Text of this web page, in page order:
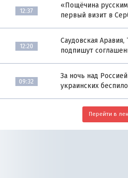
12:37
«Пощёчина
первый визит в
12:20
Саудовская Аравия,
подпишут
09:32
За ночь над
украинских
Перейти в